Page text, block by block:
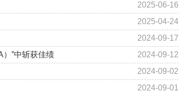
2025-06-16
2025-04-24
2024-09-17
”中斩获佳绩
2024-09-12
2024-09-02
2024-09-01